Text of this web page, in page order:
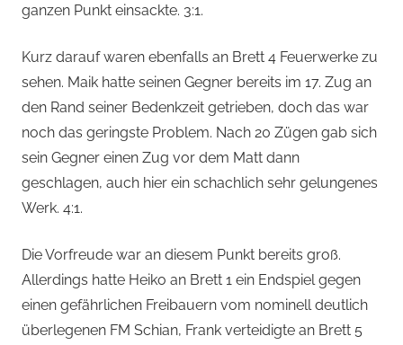
ganzen Punkt einsackte. 3:1.
Kurz darauf waren ebenfalls an Brett 4 Feuerwerke zu
sehen. Maik hatte seinen Gegner bereits im 17. Zug an
den Rand seiner Bedenkzeit getrieben, doch das war
noch das geringste Problem. Nach 20 Zügen gab sich
sein Gegner einen Zug vor dem Matt dann
geschlagen, auch hier ein schachlich sehr gelungenes
Werk. 4:1.
Die Vorfreude war an diesem Punkt bereits groß.
Allerdings hatte Heiko an Brett 1 ein Endspiel gegen
einen gefährlichen Freibauern vom nominell deutlich
überlegenen FM Schian, Frank verteidigte an Brett 5